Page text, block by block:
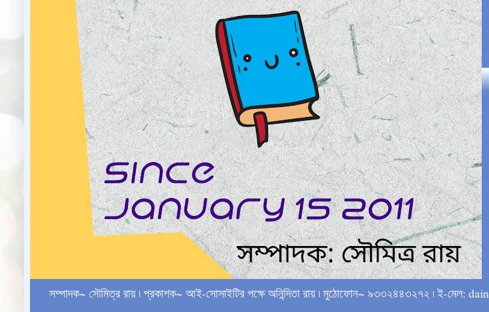
সম্পাদক~ সৌমিত্র রায় ৷ প্রকাশক~ আই-সোসাইটির পক্ষে অনিন্দিতা রায় ৷ মুঠোফোন~ ৯৩৩২৪৪৩২৭২ ৷ ই-